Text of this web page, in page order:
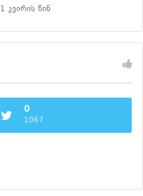
1 კვირის წინ
0
1067